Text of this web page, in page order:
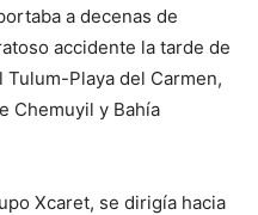
a decenas de
accidente la tarde de
Playa del Carmen,
Chemuyil y Bahía
Xcaret, se dirigía hacia